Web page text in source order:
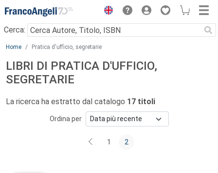
Menu
Cerca:
Main content
Home Pratica d'ufficio, segretarie
LIBRI DI PRATICA D'UFFICIO,
SEGRETARIE
La ricerca ha estratto dal catalogo 17 titoli
Ordina per
1 2